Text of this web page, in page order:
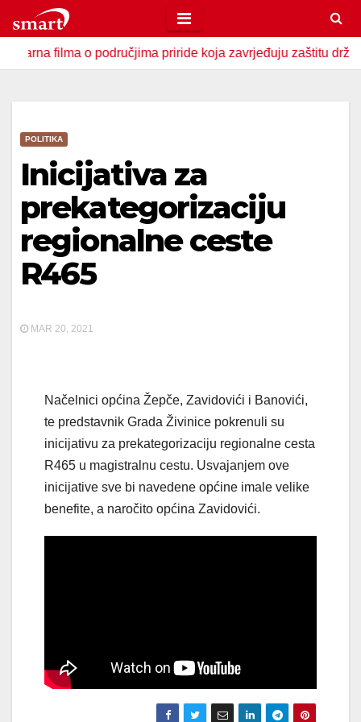
to
content
filma o područjima priride koja zavrjeđuju zaštitu države
POLITIKA
Inicijativa za
prekategorizaciju
regionalne ceste
R465
MAR 20, 2021
Načelnici općina Žepče, Zavidovići i Banovići,
te predstavnik Grada Živinice pokrenuli su
inicijativu za prekategorizaciju regionalne cesta
R465 u magistralnu cestu. Usvajanjem ove
inicijative sve bi navedene općine imale velike
benefite, a naročito općina Zavidovići.